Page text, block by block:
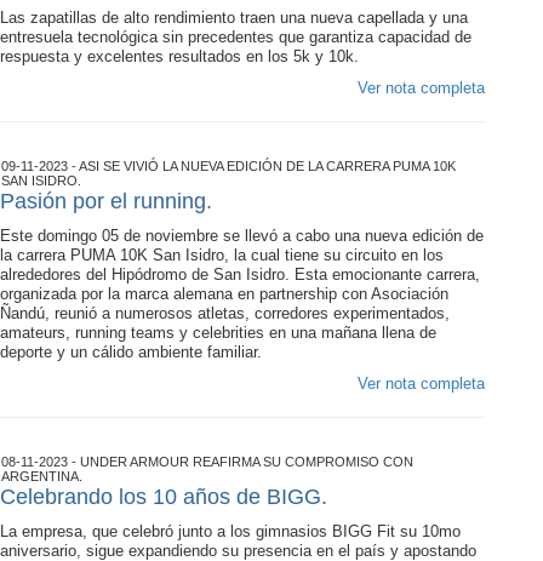
Las zapatillas de alto rendimiento traen una nueva capellada y una
entresuela tecnológica sin precedentes que garantiza capacidad de
respuesta y excelentes resultados en los 5k y 10k.
Ver nota completa
09-11-2023 - ASI SE VIVIÓ LA NUEVA EDICIÓN DE LA CARRERA PUMA 10K
SAN ISIDRO.
Pasión por el running.
Este domingo 05 de noviembre se llevó a cabo una nueva edición de
la carrera PUMA 10K San Isidro, la cual tiene su circuito en los
alrededores del Hipódromo de San Isidro. Esta emocionante carrera,
organizada por la marca alemana en partnership con Asociación
Ñandú, reunió a numerosos atletas, corredores experimentados,
amateurs, running teams y celebrities en una mañana llena de
deporte y un cálido ambiente familiar.
Ver nota completa
08-11-2023 - UNDER ARMOUR REAFIRMA SU COMPROMISO CON
ARGENTINA.
Celebrando los 10 años de BIGG.
La empresa, que celebró junto a los gimnasios BIGG Fit su 10mo
aniversario, sigue expandiendo su presencia en el país y apostando